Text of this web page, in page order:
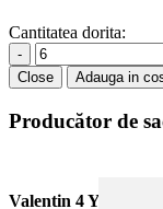
Cantitatea dorita:
-
Close
Adauga in
Producător de
Valentin 4 You Prod.